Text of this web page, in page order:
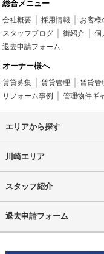
総合メニュー
会社概要 採用情報 お客様
スタッフブログ
街紹介 個
退去申請フォーム
オーナー様へ
賃貸募集 賃貸管理 賃貸管
リフォーム事例
管理物件ギ
エリアから探す
川崎エリア
スタッフ紹介
退去申請フォーム